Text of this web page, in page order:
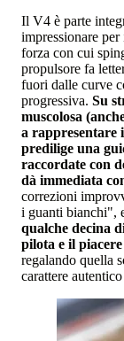
Il V4 è parte
impressionare
forza con cui
propulsore fa
fuori dalle curve
progressiva. Su
muscolosa
a rappresentare
predilige una
raccordate con
dà immediata
correzioni
i guanti bianchi",
qualche decina
pilota e il
regalando quella
carattere